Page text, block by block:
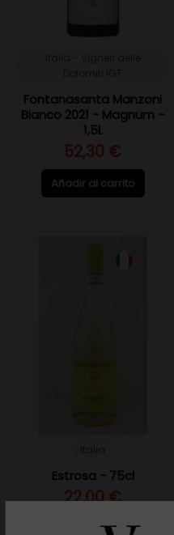
Fontanasanta Manzoni
Bianco 2021 - Magnum -
1,5L
52,30 €
Añadir al carrito
Estrosa - 75cl
22,00 €
Añadir al carrito